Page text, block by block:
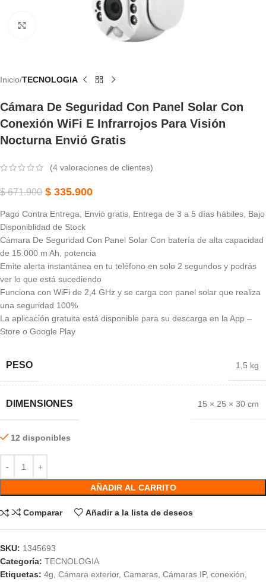
Haga Clic Para Ampliar
Inicio TECNOLOGIA
Cámara De Seguridad Con Panel Solar Con
Conexión WiFi E Infrarrojos Para Visión
Nocturna Envió Gratis
(4 valoraciones de clientes)
$671.900 $ 335.900
Pago Contra Entrega, Envió gratis, Entrega de 3 a 5 días hábiles, Bajo
Disponiblidad de Stock
Cámara De Seguridad Con Panel Solar Con batería de alta capacidad
de 15.000 m Ah, potencia
Emite alerta instantánea en tu teléfono en solo 2 segundos y podrás
ver lo que está sucediendo
Funciona con WiFi de 2,4 GHz y se carga con panel solar que realiza
una seguridad 100%
La aplicación gratuita está disponible para su descarga en la App –
Store o Google Play
PESO 1,5 kg
DIMENSIONES 15 × 25 × 30 cm
12 disponibles
AÑADIR AL CARRITO
Comparar Añadir a la lista de deseos
SKU: 1345693
Categoría: TECNOLOGIA
Etiquetas: 4g, Cámara exterior, Camaras, Cámaras IP, conexión,